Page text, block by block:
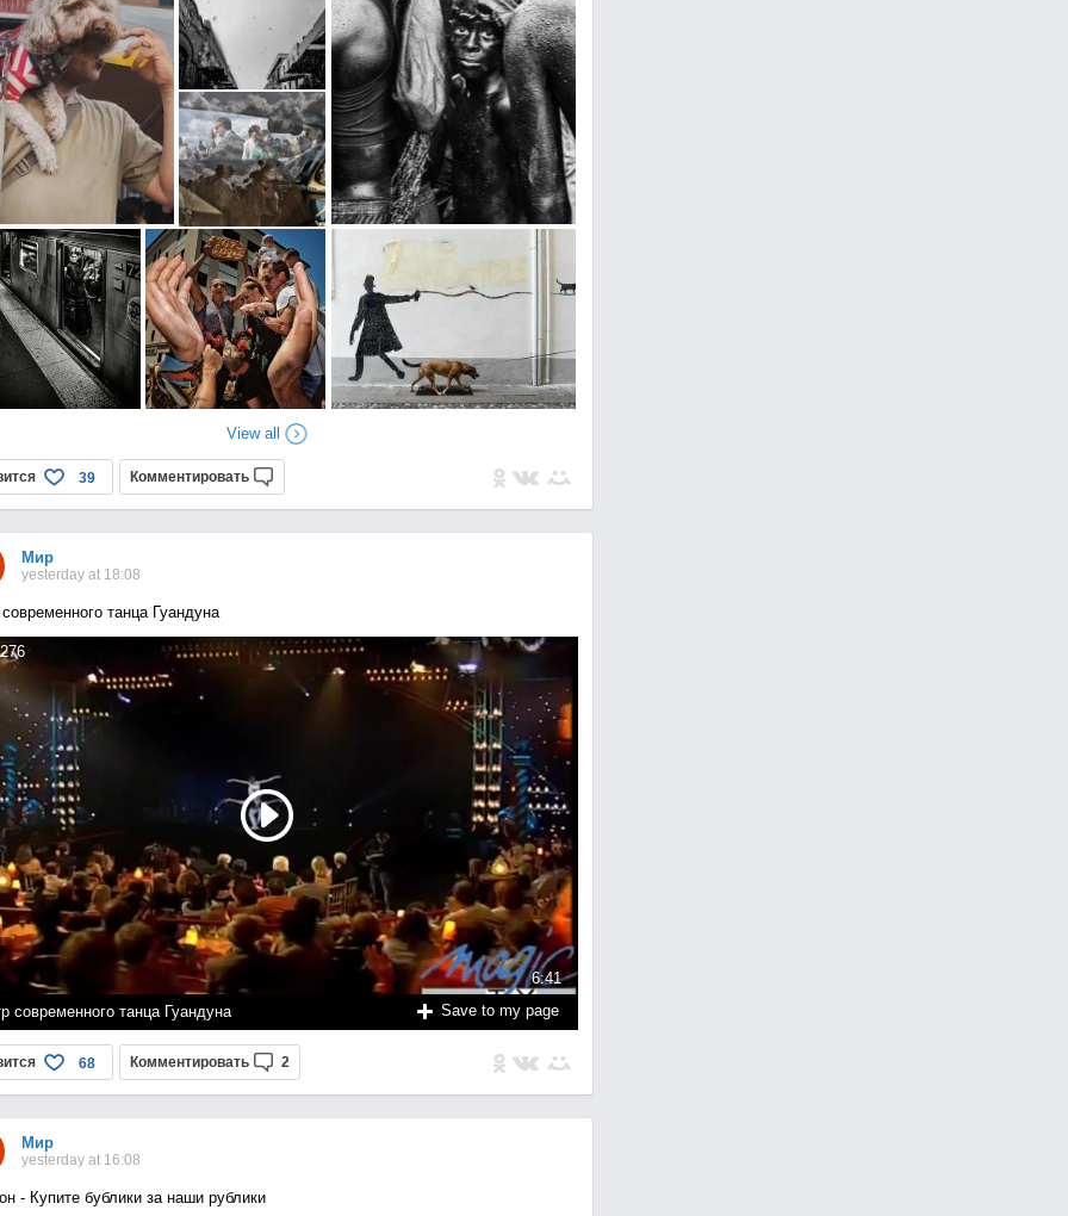
View all
39 Комментировать
Мир
yesterday at 18:08
танца Гуандуна
6:41
276
современного танца Гуандуна Save to my page
68 Комментировать 2
Мир
yesterday at 16:08
- Купите бублики за наши рублики